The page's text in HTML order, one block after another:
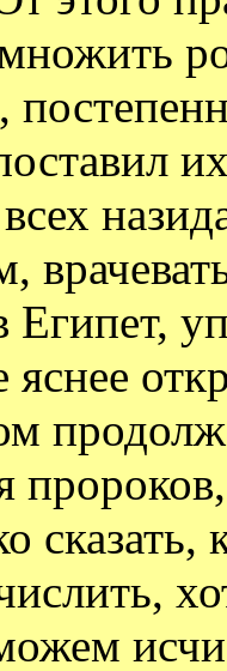
Египет,
яснее